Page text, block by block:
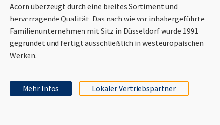
Acorn überzeugt durch eine breites Sortiment und
hervorragende Qualität. Das nach wie vor inhabergeführte
Familienunternehmen mit Sitz in Düsseldorf wurde 1991
gegründet und fertigt ausschließlich in westeuropäischen
Werken.
Mehr Infos Lokaler Vertriebspartner